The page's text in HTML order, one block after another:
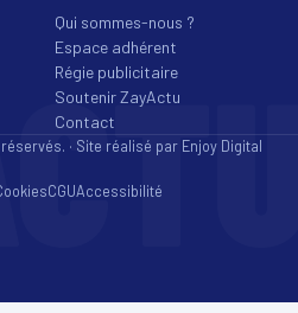
Qui sommes-nous ?
Espace adhérent
Régie publicitaire
Soutenir ZayActu
Contact
· Site réalisé par Enjoy Digital
CGUAccessibilité